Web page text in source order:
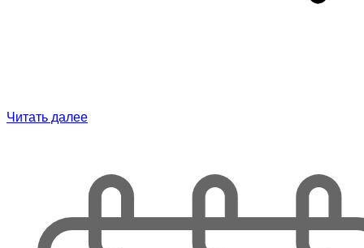
Читать далее